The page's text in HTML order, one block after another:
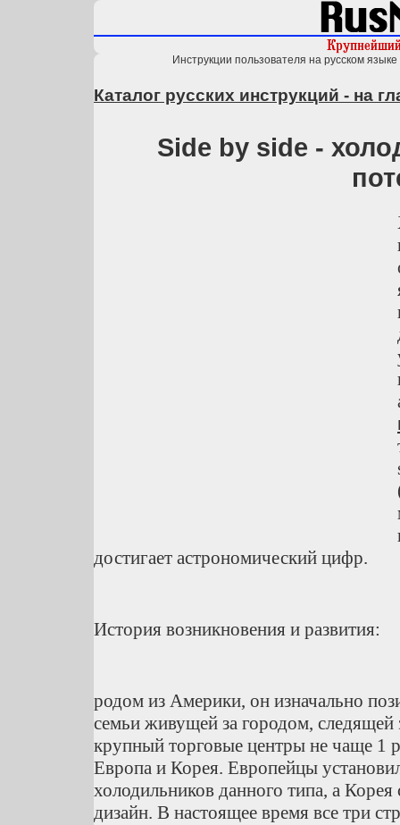
Инструкции пользователя на русском
Каталог русских инструкций - на
Side by side -
достигает астрономический цифр.
История возникновения и развития:
родом из Америки, он изначально
семьи живущей за городом,
крупный торговые центры не чаще 1
Европа и Корея. Европейцы
холодильников данного типа, а
дизайн. В настоящее время все три